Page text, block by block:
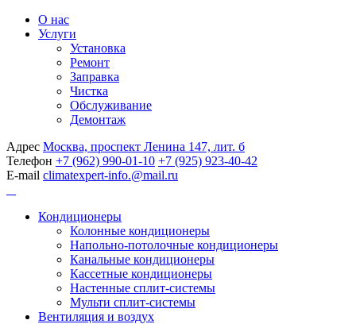
О нас
Услуги
Установка
Ремонт
Заправка
Чистка
Обслуживание
Демонтаж
Адрес Москва, проспект Ленина 147, лит. б
Телефон +7 (962) 990-01-10 +7 (925) 923-40-42
E-mail climatexpert-info.@mail.ru
Кондиционеры
Колонные кондиционеры
Напольно-потолочные кондиционеры
Канальные кондиционеры
Кассетные кондиционеры
Настенные сплит-системы
Мульти сплит-системы
Вентиляция и воздух